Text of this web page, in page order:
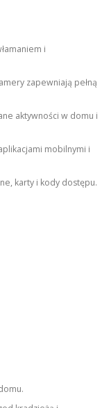
i
zapewniają pełną
aktywności w domu i
mobilnymi i
karty i kody dostępu.